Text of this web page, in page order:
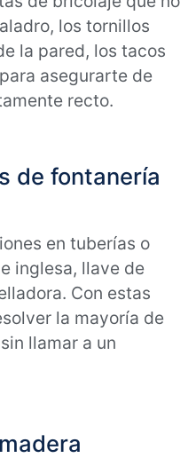
los tornillos
la pared, los tacos
asegurarte de
recto.
de fontanería
en tuberías o
inglesa, llave de
Con estas
la mayoría de
llamar a un